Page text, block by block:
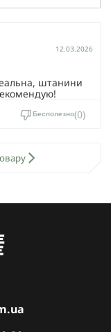
12.03.2026
штанини
Бесполезно 0